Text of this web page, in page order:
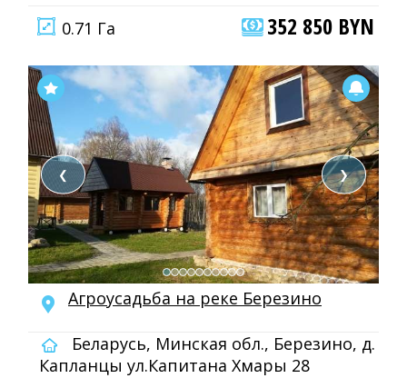
0.71 Га
352 850 BYN
❮ ❯
Агроусадьба на реке Березино
Беларусь, Минская обл., Березино, д.
Капланцы ул.Капитана Хмары 28